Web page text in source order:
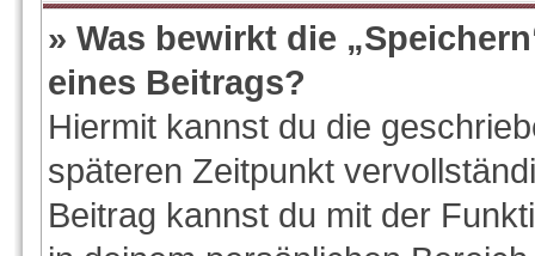
» Was bewirkt die
eines Beitrags?
Hiermit kannst du die
späteren Zeitpunkt
Beitrag kannst du mit der